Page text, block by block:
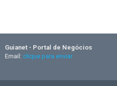
Guianet - Portal de Negócios
Email: clique para enviar